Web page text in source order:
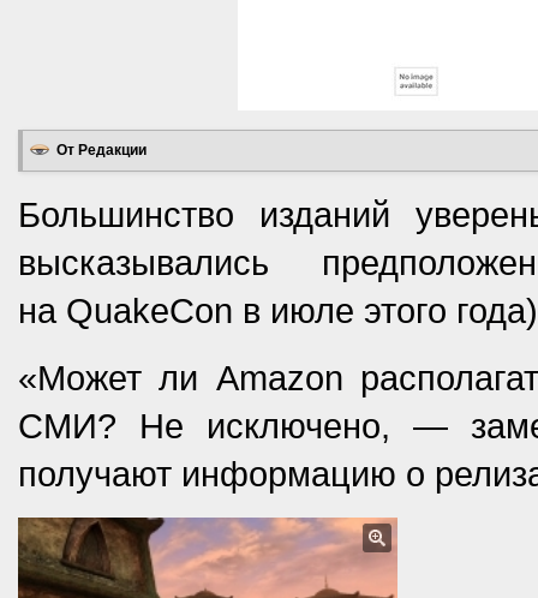
От Редакции
Большинство изданий
высказывались
на QuakeCon в июле этого
«Может ли Amazon
СМИ? Не исключено, —
получают информацию о